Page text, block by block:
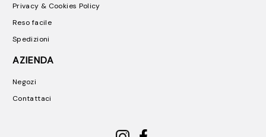
Privacy & Cookies Policy
Reso facile
Spedizioni
AZIENDA
Negozi
Contattaci